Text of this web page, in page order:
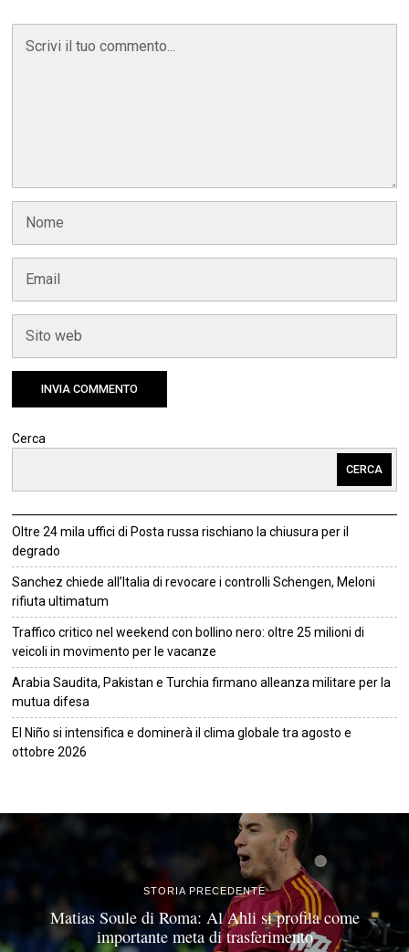
Cerca
CERCA
Oltre 24 mila uffici di Posta russa rischiano la chiusura per il
degrado
Sanchez chiede all’Italia di revocare i controlli Schengen, Meloni
rifiuta ultimatum
Traffico critico nel weekend con bollino nero: oltre 25 milioni di
veicoli in movimento per le vacanze
Arabia Saudita, Pakistan e Turchia firmano alleanza militare per la
mutua difesa
El Niño si intensifica e dominerà il clima globale tra agosto e
ottobre 2026
STORIA PRECEDENTE
Matias Soule di Roma: Al Ahli si profila come
importante meta di trasferimento